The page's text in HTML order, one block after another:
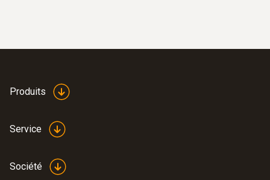
Produits
Service
Société